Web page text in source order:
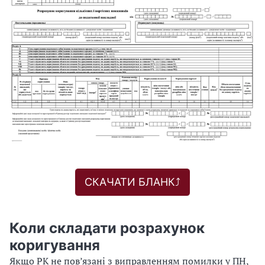
СКАЧАТИ БЛАНК⤴️
Коли складати розрахунок
коригування
Якщо РК не пов’язані з виправленням помилки у ПН,